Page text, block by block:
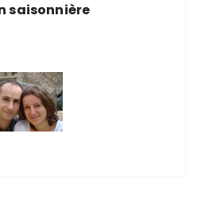
saisonnière